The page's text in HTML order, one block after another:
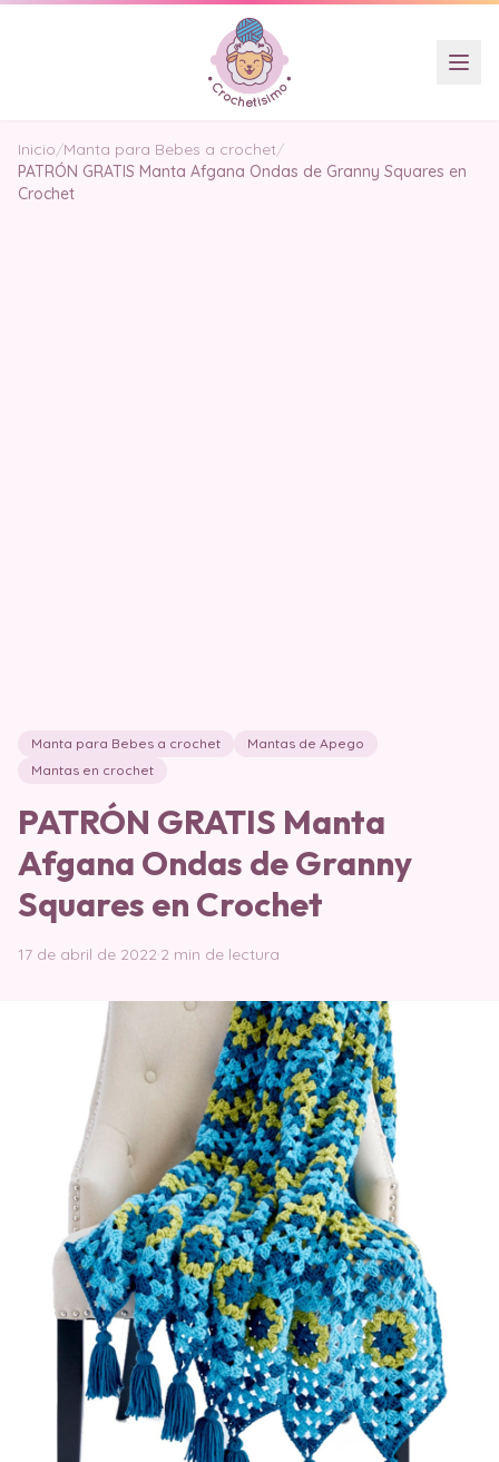
Inicio/Manta para Bebes a crochet/
PATRÓN GRATIS Manta Afgana Ondas de Granny Squares en
Crochet
Manta para Bebes a crochet
Mantas de Apego
Mantas en crochet
PATRÓN GRATIS Manta
Afgana Ondas de Granny
Squares en Crochet
17 de abril de 2022·2 min de lectura